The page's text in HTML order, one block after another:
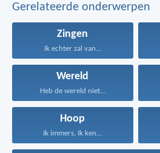
Gerelateerde onderwerpen
Zingen
Ik echter zal van...
Wereld
Heb de wereld niet...
Hoop
Ik immers, Ik ken...